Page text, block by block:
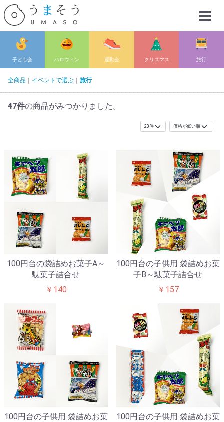
Menu
子ども会 ハロウィン 運動会 クリスマス 旅行
全商品 イベントで選ぶ 旅行
47件の商品がみつかりました。
100円台の袋詰めお菓子A～
駄菓子詰合せ
￥140
100円台の子供用 袋詰めお菓
子B～駄菓子詰合せ
￥157
100円台の子供用 袋詰めお菓
100円台の子供用 袋詰めお菓